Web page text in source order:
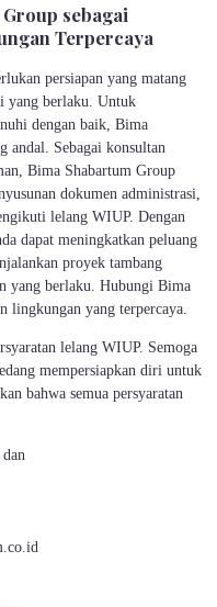
sebagai
Terpercaya
persiapan yang matang
yang berlaku. Untuk
dengan baik, Bima
andal. Sebagai konsultan
Bima Shabartum Group
dokumen administrasi,
lelang WIUP. Dengan
dapat meningkatkan peluang
proyek tambang
yang berlaku. Hubungi Bima
lingkungan yang terpercaya.
lelang WIUP. Semoga
mempersiapkan diri untuk
bahwa semua persyaratan